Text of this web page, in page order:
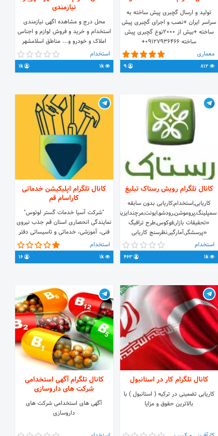
تولید و ارسال گچبری پیش ساخته به
سراسر ایران +نصب و اجرای گچبری پیش
ساخته +بیش از 2000نوع گچبری پیش
ساخته 09127936466+
معماری
812
9
نیازمندی
محل درج و مشاهده اگهی نیازمندی
استخدام و خرید و فروش لوازم و اجناس
املاک و خودرو و... مناطق اسلامشهر
شهریار رباط کریم نصیرشهر اکبراباد
شاهدشهر و اطراف
استخدام
1k
1k
کانال تلگرام رویش رستاک تبلیغ
کاریابی,استخدام,کاریابی بدون سابقه
سمپلینگ,پروموشن,رودشو,ایونت,مرچندایزینگ,نمایشگاه
«تحقیقات بازار,فوکوس,طرح ترافیگ
«پرسشگر,آمارگیر,نظرسنج کاریابی
استخدام آگهی استخدام تبلیغات رایگان
ارتباط با ادمین : @rooyesh_rastakbot
استخدام
1k
463
کانال تلگرام اپلیکیشن خدماتی
کاراسام قم
"شرکت آسیا خدمات گستر لوتوس"
نمایندگی انحصاری استان قم جذب نیروی
فنی، آموزشی، خدماتی و تاسیساتی دفتر
نمایندگی: قم،بلوار کیوانفر،24متری
مطهری،مجتمع تجاری تندیس،طبقه
دوم،پلاک 4114 تلفن : 36648504 -
استخدام
1k
16
کانال تلگرام کار در استانبول
کاریابی تضمینی در ترکیه ( استانبول ) با
بالاترین حقوق و مزایا
کانال تلگرام آگهی استخدامی
شرکت های داروسازی
آگهی های استخدامی شرکت های
داروسازی